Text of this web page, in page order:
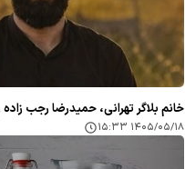
خانم بلاگر تهرانی، حمیدرضا رجب زاده
۱۴۰۵/۰۵/۱۸ ۱۵:۳۳